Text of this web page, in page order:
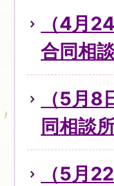
（4月
合同相
（5月
同相談
（5月